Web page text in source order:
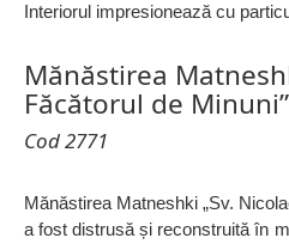
Interiorul impresionează cu
Mănăstirea
Făcătorul de
Cod 2771
Mănăstirea Matneshki „Sv.
a fost distrusă și reconstruită în